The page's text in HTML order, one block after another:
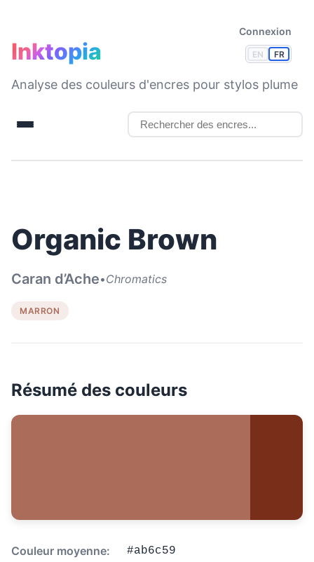
EN FR
Connexion
Inktopia
Analyse des couleurs d'encres pour stylos plume
Organic Brown
Caran d’Ache•Chromatics
MARRON
Résumé des couleurs
Couleur moyenne: #ab6c59